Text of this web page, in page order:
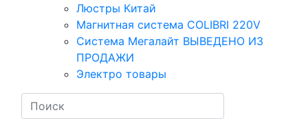
Люстры Китай
Магнитная система COLIBRI 220V
Система Мегалайт ВЫВЕДЕНО ИЗ
ПРОДАЖИ
Электро товары